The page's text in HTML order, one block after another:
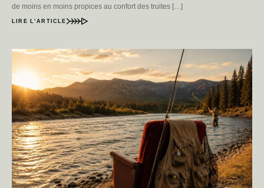
de moins en moins propices au confort des truites […]
LIRE L’ARTICLE